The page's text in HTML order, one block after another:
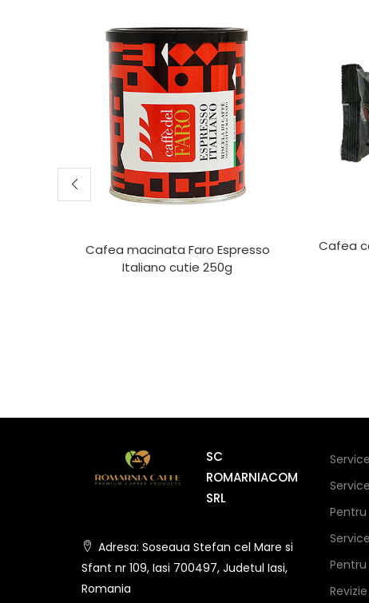
Cafea macinata Faro Espresso
Italiano cutie 250g
Cafea
SC
ROMARNIACOM
SRL
Adresa: Soseaua Stefan cel Mare si
Sfant nr 109, Iasi 700497, Judetul Iasi,
Romania
Pentru